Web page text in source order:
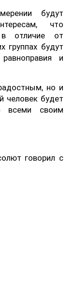
будут
что
в отличие от
группах будут
и
но и
человек будет
всеми своим
говорил с